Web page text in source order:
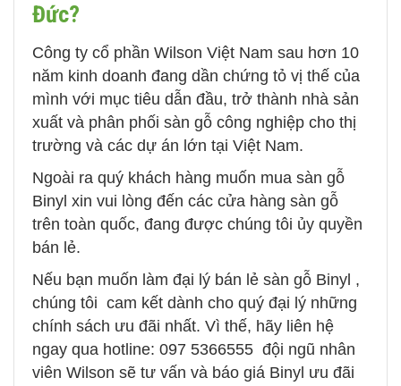
Đức?
Công ty cổ phần Wilson Việt Nam sau hơn 10
năm kinh doanh đang dần chứng tỏ vị thế của
mình với mục tiêu dẫn đầu, trở thành nhà sản
xuất và phân phối sàn gỗ công nghiệp cho thị
trường và các dự án lớn tại Việt Nam.
Ngoài ra quý khách hàng muốn mua sàn gỗ
Binyl xin vui lòng đến các cửa hàng sàn gỗ
trên toàn quốc, đang được chúng tôi ủy quyền
bán lẻ.
Nếu bạn muốn làm đại lý bán lẻ sàn gỗ Binyl ,
chúng tôi cam kết dành cho quý đại lý những
chính sách ưu đãi nhất. Vì thế, hãy liên hệ
ngay qua hotline: 097 5366555 đội ngũ nhân
viên Wilson sẽ tư vấn và báo giá Binyl ưu đãi